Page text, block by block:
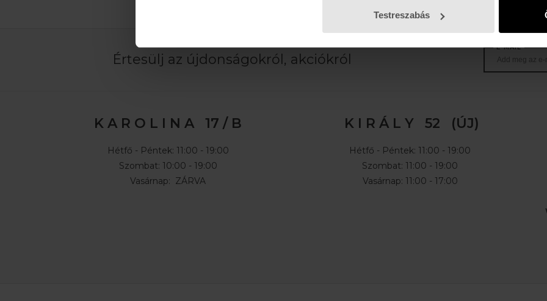
Testreszabás
Értesülj az újdonságokról, akciókról
E-MAIL
K A R O L I N A 17 / B
Hétfő - Péntek: 11:00 - 19:00
Szombat: 10:00 - 19:00
Vasárnap: ZÁRVA
K I R Á L Y 52 (ÚJ)
Hétfő - Péntek: 11:00 - 19:00
Szombat: 11:00 - 19:00
Vasárnap: 11:00 - 17:00